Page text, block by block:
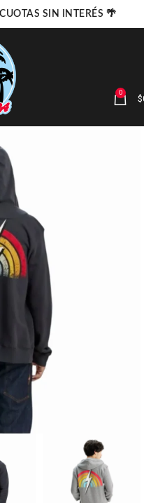
0 $
SIN INTERÉS 🌴